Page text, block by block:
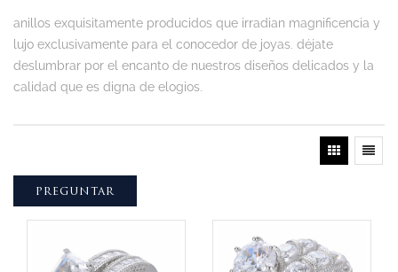
anillos exquisitamente producidos que irradian magnificencia y
lujo exclusivamente para el conocedor de joyas. déjate
deslumbrar por el encanto de nuestros diseños delicados y la
calidad que es digna de elogios.
PREGUNTAR